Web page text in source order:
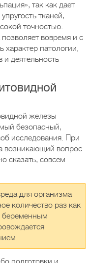
так как дает
тканей,
точностью.
вовремя и с
патологии,
и деятельность
железы
безопасный,
исследования. При
возникающий вопрос
сказать, совсем
для организма
количество раз как
беременным